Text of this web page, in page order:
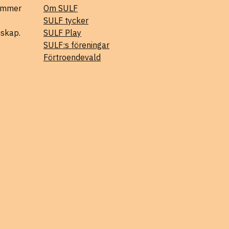
Om SULF
SULF tycker
SULF Play
SULF:s föreningar
Förtroendevald